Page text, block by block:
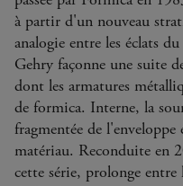
à partir d'un nouveau
analogie entre les éclats
Gehry façonne une suite
dont les armatures
de formica. Interne, la
fragmentée de
matériau. Reconduite en
cette série, prolonge